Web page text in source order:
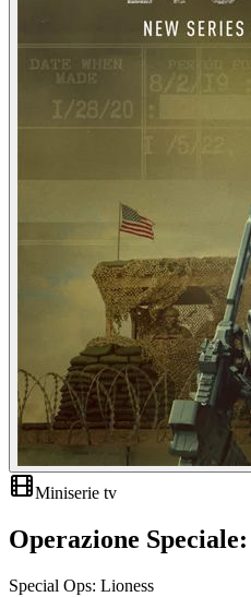
Miniserie tv
Operazione
Special Ops: Lioness